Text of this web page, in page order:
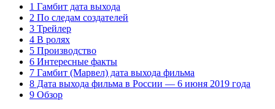
1 Гамбит дата выхода
2 По следам создателей
3 Трейлер
4 В ролях
5 Производство
6 Интересные факты
7 Гамбит (Марвел) дата выхода фильма
8 Дата выхода фильма в России — 6 июня 2019 года
9 Обзор